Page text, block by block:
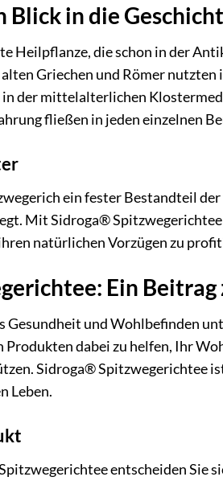
Blick in die
Heilpflanze, die schon in der
Griechen und Römer
in der mittelalterlichen
fließen in jeden einzelnen
ein fester Bestandteil
Mit Sidroga®
natürlichen Vorzügen zu
Ein
Gesundheit und Wohlbefinden
Produkten dabei zu helfen, Ihr
Sidroga® Spitzwegerichtee
Leben.
entscheiden Sie